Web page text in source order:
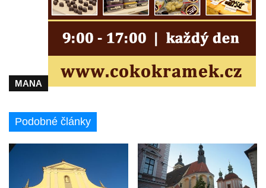
Márnice na hřbitově v Chlumčanech
Kostel svatého Klementa ve Chlumčanech
Kaple svatého Václava ve Vlčí
Kaple západně od Veltěž u silnice do
Černčic
Kaple Panny Marie Růžencové na návsi v
Konětopech
Výklenková kaple u silnice jižně od Hřivic
Kostel svatého Jakuba ve Hřivicích
Kaple svatého Vavřince na návsi v
MANA
Podobné články